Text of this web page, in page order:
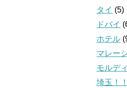
タイ (5)
ドバイ
ホテル
マレー
モルデ
埼玉！！